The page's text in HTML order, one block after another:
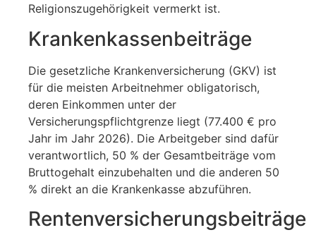
Religionszugehörigkeit vermerkt ist.
Krankenkassenbeiträge
Die gesetzliche Krankenversicherung (GKV) ist
für die meisten Arbeitnehmer obligatorisch,
deren Einkommen unter der
Versicherungspflichtgrenze liegt (77.400 € pro
Jahr im Jahr 2026). Die Arbeitgeber sind dafür
verantwortlich, 50 % der Gesamtbeiträge vom
Bruttogehalt einzubehalten und die anderen 50
% direkt an die Krankenkasse abzuführen.
Rentenversicherungsbeiträge